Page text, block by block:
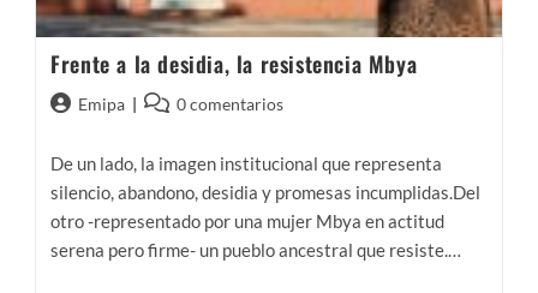
Frente a la desidia, la resistencia Mbya
Autor
la
Emipa
Comentarios
la
entrada:
0 comentarios
De un lado, la imagen institucional que representa
silencio, abandono, desidia y promesas incumplidas.Del
otro -representado por una mujer Mbya en actitud
serena pero firme- un pueblo ancestral que resiste.…